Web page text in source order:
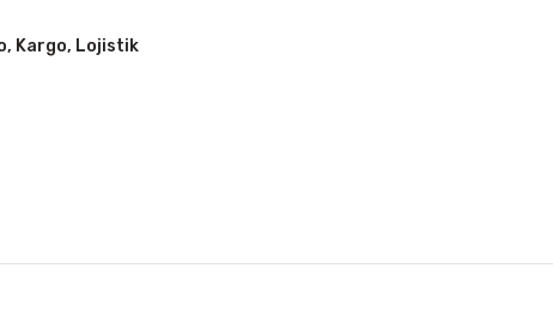
Kargo, Lojistik